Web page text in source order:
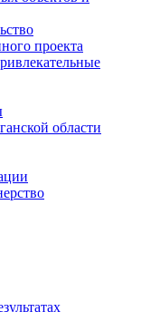
проекта
области